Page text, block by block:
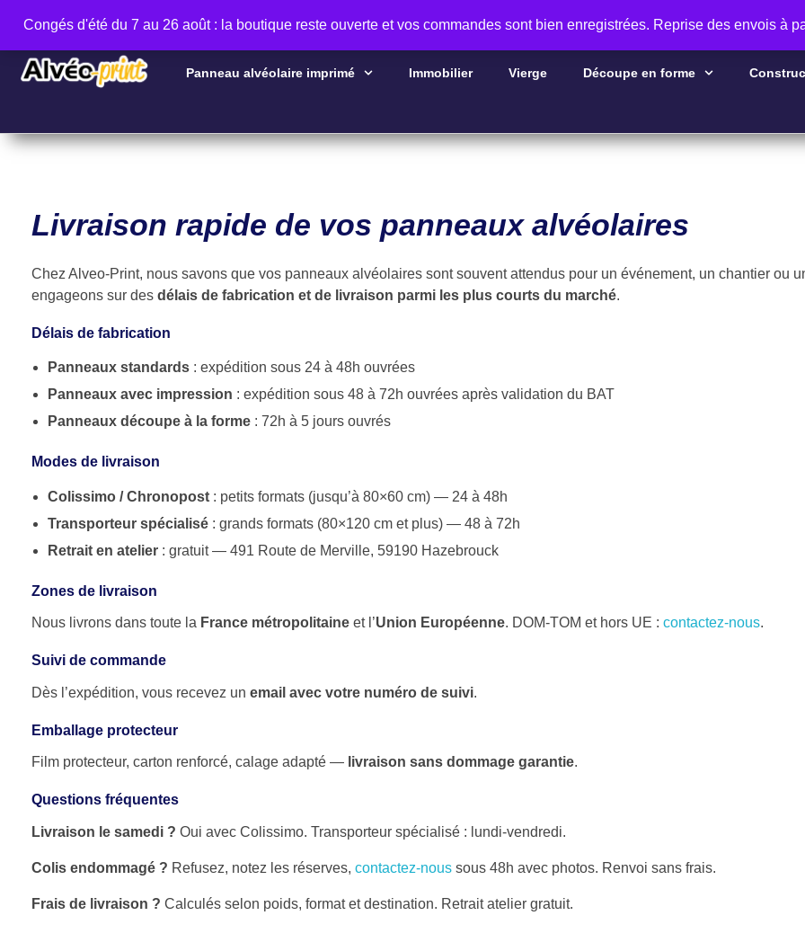
Congés d'été du 7 au 26 août : la boutique reste ouverte et vos commandes sont bien enregistrées. Reprise des envois à
Panneau alvéolaire imprimé Immobilier Vierge Découpe en forme
Livraison rapide de vos panneaux alvéolaires
Chez Alveo-Print, nous savons que vos panneaux alvéolaires sont souvent attendus pour un événement, un chantier ou
engageons sur des délais de fabrication et de livraison parmi les plus courts du marché.
Délais de fabrication
Panneaux standards: expédition sous 24 à 48h ouvrées
Panneaux avec impression : expédition sous 48 à 72h ouvrées après validation du BAT
Panneaux découpe à la forme: 72h à 5 jours ouvrés
Modes de livraison
Colissimo / Chronopost: petits formats (jusqu’à 80×60 cm) — 24 à 48h
Transporteur spécialisé: grands formats (80×120 cm et plus) — 48 à 72h
Retrait en atelier: gratuit — 491 Route de Merville, 59190 Hazebrouck
Zones de livraison
Nous livrons dans toute la France métropolitaine et l’Union Européenne. DOM-TOM et hors UE : contactez-nous.
Suivi de commande
Dès l’expédition, vous recevez un email avec votre numéro de suivi.
Emballage protecteur
Film protecteur, carton renforcé, calage adapté — livraison sans dommage garantie.
Questions fréquentes
Livraison le samedi ? Oui avec Colissimo. Transporteur spécialisé : lundi-vendredi.
Colis endommagé ? Refusez, notez les réserves, contactez-nous sous 48h avec photos. Renvoi sans frais.
Frais de livraison ? Calculés selon poids, format et destination. Retrait atelier gratuit.